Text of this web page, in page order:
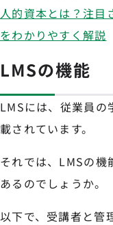
人的資本とは？注目
をわかりやすく解説
LMSの機能
LMSには、従業員の
載されています。
それでは、LMSの機
あるのでしょうか。
以下で、受講者と管